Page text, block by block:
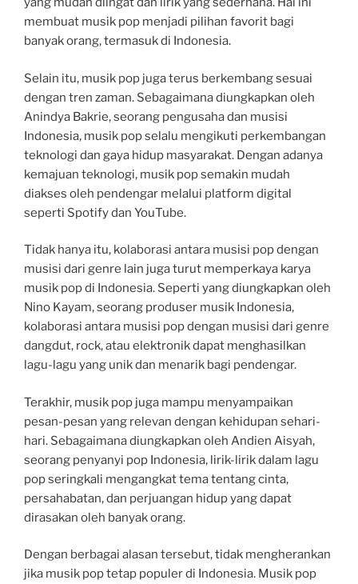
membuat musik pop menjadi pilihan favorit bagi
banyak orang, termasuk di Indonesia.
Selain itu, musik pop juga terus berkembang sesuai
dengan tren zaman. Sebagaimana diungkapkan oleh
Anindya Bakrie, seorang pengusaha dan musisi
Indonesia, musik pop selalu mengikuti perkembangan
teknologi dan gaya hidup masyarakat. Dengan adanya
kemajuan teknologi, musik pop semakin mudah
diakses oleh pendengar melalui platform digital
seperti Spotify dan YouTube.
Tidak hanya itu, kolaborasi antara musisi pop dengan
musisi dari genre lain juga turut memperkaya karya
musik pop di Indonesia. Seperti yang diungkapkan oleh
Nino Kayam, seorang produser musik Indonesia,
kolaborasi antara musisi pop dengan musisi dari genre
dangdut, rock, atau elektronik dapat menghasilkan
lagu-lagu yang unik dan menarik bagi pendengar.
Terakhir, musik pop juga mampu menyampaikan
pesan-pesan yang relevan dengan kehidupan sehari-
hari. Sebagaimana diungkapkan oleh Andien Aisyah,
seorang penyanyi pop Indonesia, lirik-lirik dalam lagu
pop seringkali mengangkat tema tentang cinta,
persahabatan, dan perjuangan hidup yang dapat
dirasakan oleh banyak orang.
Dengan berbagai alasan tersebut, tidak mengherankan
jika musik pop tetap populer di Indonesia. Musik pop